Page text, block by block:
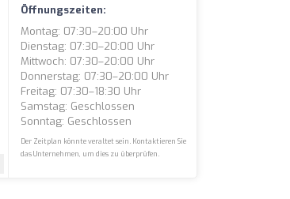
Öffnungszeiten:
Montag: 07:30–20:00 Uhr
Dienstag: 07:30–20:00 Uhr
Mittwoch: 07:30–20:00 Uhr
Donnerstag: 07:30–20:00 Uhr
Freitag: 07:30–18:30 Uhr
Samstag: Geschlossen
Sonntag: Geschlossen
Der Zeitplan könnte veraltet sein. Kontaktieren Sie
das Unternehmen, um dies zu überprüfen.